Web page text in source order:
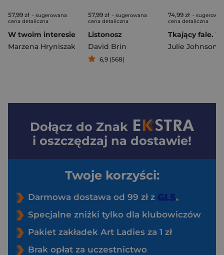
57,99 zł - sugerowana
cena detaliczna
W twoim interesie
Marzena Hryniszak
57,99 zł - sugerowana
cena detaliczna
Listonosz
David Brin
6,9 (568)
74,99 zł -
cena detaliczna
Julie Johnson
Dołącz do Znak
i oszczędzaj na dostawie!
Twoje korzyści:
Darmowa dostawa od 99 zł z
Specjalne zniżki tylko dla klubowiczów
Pakiet zakładek Art Ladies za 1 zł
Brak opłat za uczestnictwo